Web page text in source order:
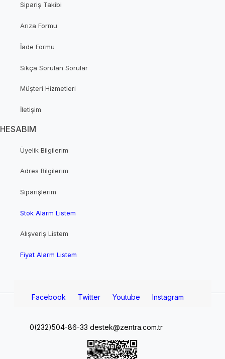
Sipariş Takibi
Arıza Formu
İade Formu
Sıkça Sorulan Sorular
Müşteri Hizmetleri
İletişim
HESABIM
Üyelik Bilgilerim
Adres Bilgilerim
Siparişlerim
Stok Alarm Listem
Alışveriş Listem
Fiyat Alarm Listem
Facebook Twitter Youtube Instagram
0(232)504-86-33 destek@zentra.com.tr